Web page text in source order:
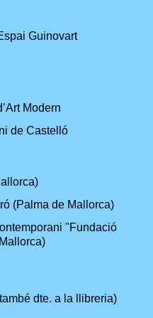
Guinovart
Modern
de Castelló
(Palma de Mallorca)
"Fundació
dte. a la llibreria)